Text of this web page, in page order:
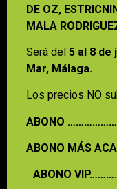
DE OZ,
MALA
Será del 5 al 8 de
Mar, Málaga.
Los precios NO
ABONO
ABONO MÁS
ABONO